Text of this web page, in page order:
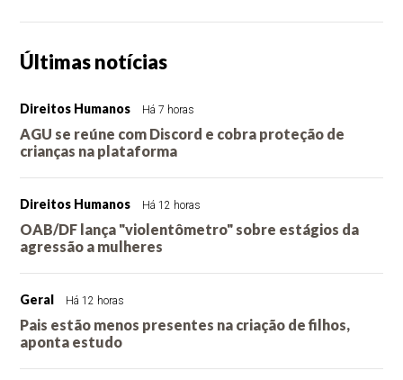
Últimas notícias
Direitos Humanos Há 7 horas
AGU se reúne com Discord e cobra proteção de
crianças na plataforma
Direitos Humanos Há 12 horas
OAB/DF lança "violentômetro" sobre estágios da
agressão a mulheres
Geral Há 12 horas
Pais estão menos presentes na criação de filhos,
aponta estudo